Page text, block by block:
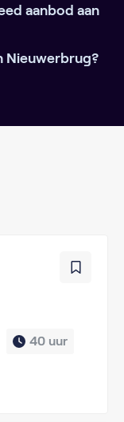
aanbod aan
Nieuwerbrug?
40 uur